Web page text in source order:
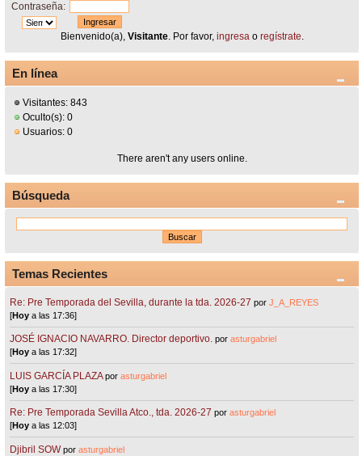
Contraseña:
Bienvenido(a), Visitante. Por favor, ingresao regístrate.
En línea
Visitantes: 843
Oculto(s): 0
Usuarios: 0
There aren't any users online.
Búsqueda
Temas Recientes
Re: Pre Temporada del Sevilla, durante la tda. 2026-27 porJ_A_REYES
[Hoy a las 17:36]
JOSÉ IGNACIO NAVARRO. Director deportivo. porasturgabriel
[Hoy a las 17:32]
LUIS GARCÍA PLAZA porasturgabriel
[Hoy a las 17:30]
Re: Pre Temporada Sevilla Atco., tda. 2026-27 porasturgabriel
[Hoy a las 12:03]
Djibril SOW porasturgabriel